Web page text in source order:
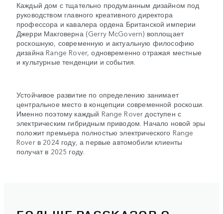
Каждый дом с тщательно продуманным дизайном под
руководством главного креативного директора
профессора и кавалера ордена Британской империи
Джерри Макговерна (Gerry McGovern) воплощает
роскошную, современную и актуальную философию
дизайна Range Rover, одновременно отражая местные
и культурные тенденции и события.
Устойчивое развитие по определению занимает
центральное место в концепции современной роскоши.
Именно поэтому каждый Range Rover доступен с
электрическим гибридным приводом. Начало новой эры
положит премьера полностью электрического Range
Rover в 2024 году, а первые автомобили клиенты
получат в 2025 году.